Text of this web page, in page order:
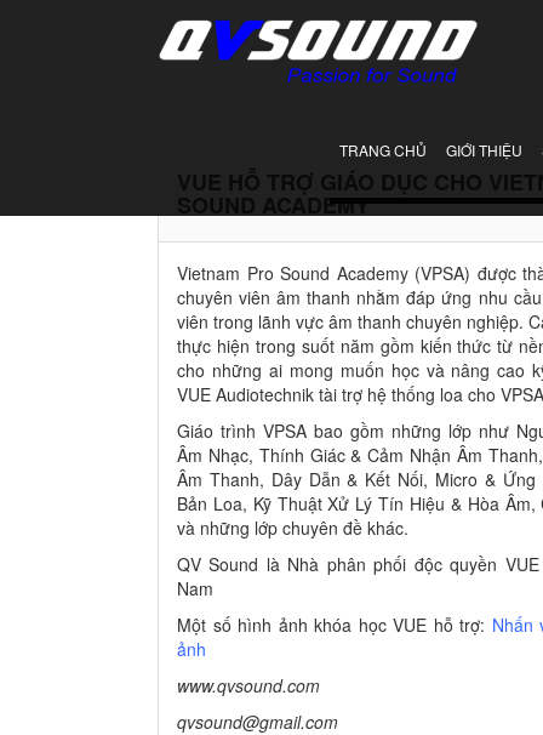
TRANG CHỦ GIỚI THIỆU
VUE HỖ TRỢ GIÁO DỤC CHO
SOUND ACADEMY
Vietnam Pro Sound Academy (VPSA) được
chuyên viên âm thanh nhằm đáp ứng nhu
viên trong lãnh vực âm thanh chuyên nghiệp.
thực hiện trong suốt năm gồm kiến thức từ
cho những ai mong muốn học và nâng cao
VUE Audiotechnik tài trợ hệ thống loa cho
Giáo trình VPSA bao gồm những lớp như
Âm Nhạc, Thính Giác & Cảm Nhận Âm
Âm Thanh, Dây Dẫn & Kết Nối, Micro & Ứng
Bản Loa, Kỹ Thuật Xử Lý Tín Hiệu & Hòa
và những lớp chuyên đề khác.
QV Sound là Nhà phân phối độc quyền
Nam
Một số hình ảnh khóa học VUE hỗ trợ: Nhấn
ảnh
www.qvsound.com
qvsound@gmail.com